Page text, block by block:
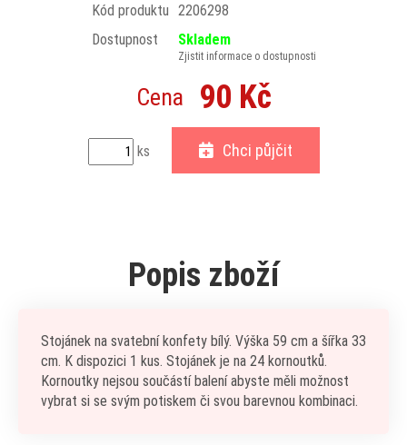
Kód produktu 2206298
Dostupnost
Skladem
Zjistit informace o dostupnosti
Cena 90 Kč
ks Chci půjčit
Popis zboží
Stojánek na svatební konfety bílý. Výška 59 cm a šířka 33
cm. K dispozici 1 kus. Stojánek je na 24 kornoutků.
Kornoutky nejsou součástí balení abyste měli možnost
vybrat si se svým potiskem či svou barevnou kombinaci.